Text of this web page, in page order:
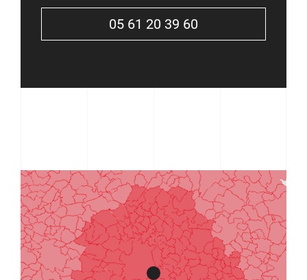
05 61 20 39 60